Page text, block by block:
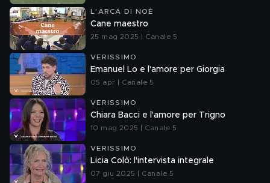
L'ARCA DI NOÈ
Cane maestro
25 mag 2025 | Canale 5
VERISSIMO
Emanuel Lo e l'amore per Giorgia
05 apr | Canale 5
VERISSIMO
Chiara Bacci e l'amore per Trigno
10 mag 2025 | Canale 5
VERISSIMO
Licia Colò: l'intervista integrale
07 giu 2025 | Canale 5